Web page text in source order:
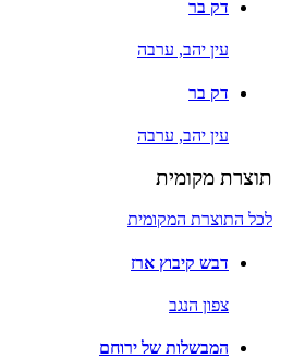
דק בר
עין יהב, ערבה
דק בר
עין יהב, ערבה
תוצרת מקומית
לכל התוצרת המקומית
דבש קיבוץ ארז
צפון הנגב
המבשלות של ירוחם